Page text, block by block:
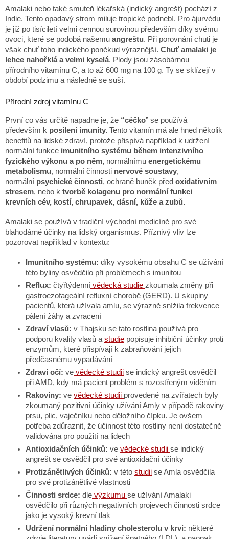
Amalaki nebo také smuteň lékařská (indický angrešt) pochází z
Indie. Tento opadavý strom miluje tropické podnebí. Pro ájurvédu
je již po tisíciletí velmi cennou surovinou především díky svému
ovoci, které se podobá našemu angreštu. Při porovnání chuti je
však chuť toho indického poněkud výraznější. Chuť amalaki je
lehce nahořklá a velmi kyselá. Plody jsou zásobárnou
přírodního vitamínu C, a to až 600 mg na 100 g. Ty se sklízejí v
období podzimu a následně se suší.
Přírodní zdroj vitamínu C
První co vás určitě napadne je, že “céčko” se používá
především k posílení imunity. Tento vitamín má ale hned několik
benefitů na lidské zdraví, protože přispívá například k udržení
normální funkce imunitního systému během intenzivního
fyzického výkonu a po něm, normálnímu energetickému
metabolismu, normální činnosti nervové soustavy,
normální psychické činnosti, ochraně buněk před oxidativním
stresem, nebo k tvorbě kolagenu pro normální funkci
krevních cév, kostí, chrupavek, dásní, kůže a zubů.
Amalaki se používá v tradiční východní medicíně pro své
blahodárné účinky na lidský organismus. Příznivý vliv lze
pozorovat například v kontextu:
Imunitního systému: díky vysokému obsahu C se užívání
této byliny osvědčilo při problémech s imunitou
Reflux: čtyřtýdenní vědecká studie zkoumala změny při
gastroezofageální refluxní chorobě (GERD). U skupiny
pacientů, která užívala amlu, se výrazně snížila frekvence
pálení žáhy a zvracení
Zdraví vlasů: v Thajsku se tato rostlina používá pro
podporu kvality vlasů a studie popisuje inhibiční účinky proti
enzymům, které přispívají k zabraňování jejich
předčasnému vypadávání
Zdraví očí: ve vědecké studii se indický angrešt osvědčil
při AMD, kdy má pacient problém s rozostřeným viděním
Rakoviny: ve vědecké studii provedené na zvířatech byly
zkoumaný pozitivní účinky užívání Amly v případě rakoviny
prsu, plic, vaječníku nebo děložního čípku. Je ovšem
potřeba zdůraznit, že účinnost této rostliny není dostatečně
validována pro použití na lidech
Antioxidačních účinků: ve vědecké studii se indický
angrešt se osvědčil pro své antioxidační účinky
Protizánětlivých účinků: v této studii se Amla osvědčila
pro své protizánětlivé vlastnosti
Činnosti srdce: dle výzkumu se užívání Amalaki
osvědčilo při různých negativních projevech činnosti srdce
jako je vysoký krevní tlak
Udržení normální hladiny cholesterolu v krvi: některé